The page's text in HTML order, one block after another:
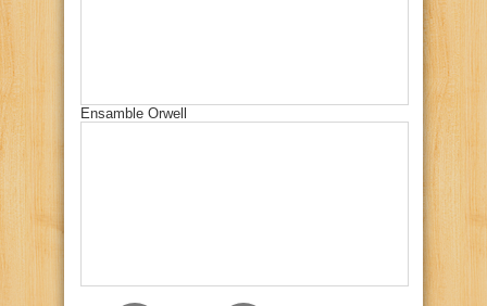
Ensamble Orwell